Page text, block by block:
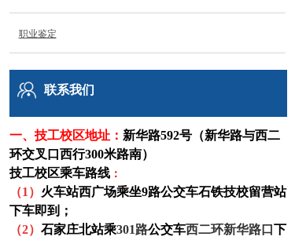
一、技工校区地址： 新华路592号（新华路与西二
环交叉口西行300米路南）
技工校区乘车路线：
（1） 火车站西广场乘坐9路公交车石铁技校留营站
下车即到；
（2） 石家庄北站乘301路公交车西二环新华路口 下
联系我们
职业鉴定